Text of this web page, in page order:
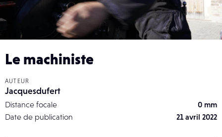
Le machiniste
AUTEUR
Jacquesdufert
Distance focale
0 mm
Date de publication
21 avril 2022